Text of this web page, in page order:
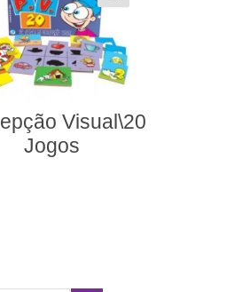
Visual\20
Jogos